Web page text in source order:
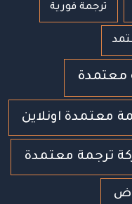
ترجمة فورية
معتمدة
معتمدة اونلاين
ترجمة معتمدة